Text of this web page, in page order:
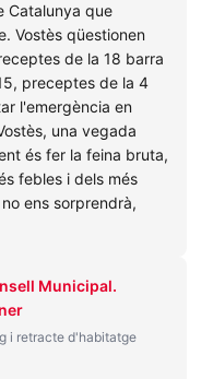
Catalunya que
Vostès qüestionen
de la 18 barra
preceptes de la 4
l'emergència en
una vegada
és fer la feina bruta,
febles i dels més
ens sorprendrà,
Municipal.
i retracte d'habitatge